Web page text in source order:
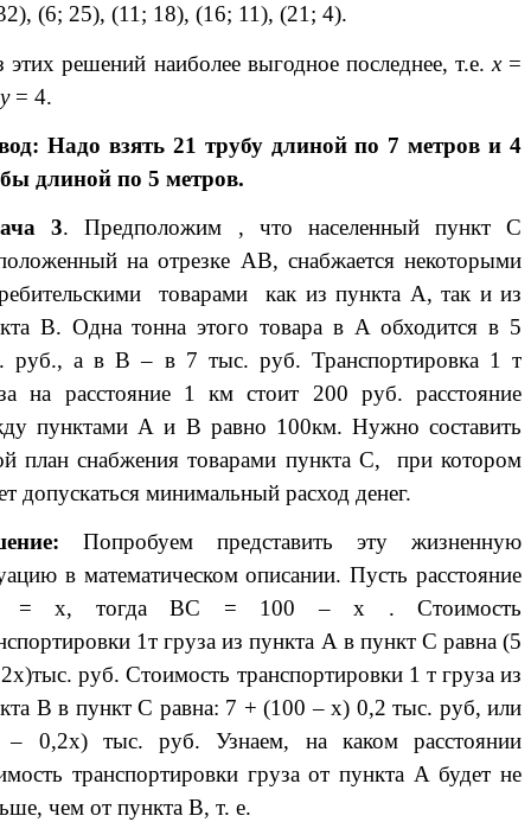
(6; 25), (11; 18), (16; 11), (21; 4).
решений наиболее выгодное последнее, т.е. х=
= 4.
Надо взять 21 трубу длиной по 7 метров и 4
длиной по 5 метров.
3. Предположим , что населенный пункт С
на отрезке АВ, снабжается некоторыми
товарами как из пункта А, так и из
В. Одна тонна этого товара в А обходится в 5
руб., а в В – в 7 тыс. руб. Транспортировка 1 т
на расстояние 1 км стоит 200 руб. расстояние
пунктами А и В равно 100км. Нужно составить
план снабжения товарами пункта С, при котором
допускаться минимальный расход денег.
Попробуем представить эту жизненную
в математическом описании. Пусть расстояние
= х, тогда ВС = 100 – х . Стоимость
1т груза из пункта А в пункт С равна (5
руб. Стоимость транспортировки 1 т груза из
В в пункт С равна: 7 + (100 – х) 0,2 тыс. руб, или
– 0,2х) тыс. руб. Узнаем, на каком расстоянии
транспортировки груза от пункта А будет не
чем от пункта В, т. е.